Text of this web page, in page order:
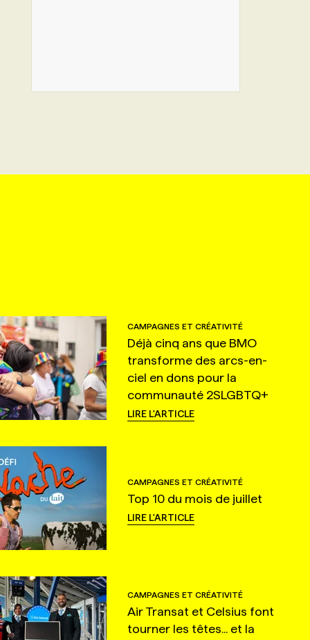
CAMPAGNES ET CRÉATIVITÉ
Déjà cinq ans que BMO
transforme des arcs-en-
ciel en dons pour la
communauté 2SLGBTQ+
LIRE L'ARTICLE
CAMPAGNES ET CRÉATIVITÉ
Top 10 du mois de juillet
LIRE L'ARTICLE
CAMPAGNES ET CRÉATIVITÉ
Air Transat et Celsius font
tourner les têtes... et la